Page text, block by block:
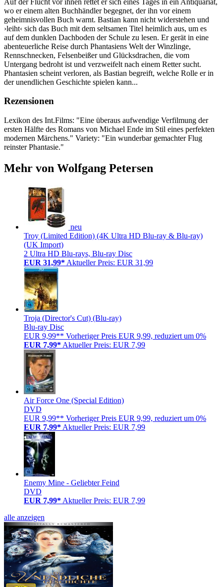
wo er einem alten Buchhändler begegnet, der ihn vor einem
geheimnisvollen Buch warnt. Bastian kann nicht widerstehen und
›leiht‹ sich das Buch mit dem seltsamen Titel heimlich aus, um es
auf dem dunklen Dachboden der Schule zu lesen. Er gerät in eine
abenteuerliche Reise durch Phantasiens Welt der Winzlinge,
Rennschnecken, Felsenbeißer und Glücksdrachen, die vom
Untergang bedroht ist und verzweifelt nach einem Retter sucht.
Phantasien scheint verloren, als Bastian begreift, welche Rolle er in
der unendlichen Geschichte spielen kann...
Rezensionen
Lexikon des Int.​Films: "Eine überaus aufwendige Verfilmung der
ersten Hälfte des Romans von Michael Ende im Stil eines perfekten
modernen Märchens.​" Variety: "Ein wunderbar gemachter Flug
reinster Phantasie.​"
Mehr von Wolfgang Petersen
neu
Troy (Limited Edition) (4K Ultra HD Blu-ray & Blu-ray)
(UK Import)
2 Ultra HD Blu-rays, Blu-ray Disc
EUR 31,99* Aktueller Preis: EUR 31,99
Troja (Director's Cut) (Blu-ray)
Blu-ray Disc
EUR 9,99** Vorheriger Preis EUR 9,99, reduziert um 0%
EUR 7,99* Aktueller Preis: EUR 7,99
Air Force One (Special Edition)
DVD
EUR 9,99** Vorheriger Preis EUR 9,99, reduziert um 0%
EUR 7,99* Aktueller Preis: EUR 7,99
Enemy Mine - Geliebter Feind
DVD
EUR 7,99* Aktueller Preis: EUR 7,99
alle anzeigen